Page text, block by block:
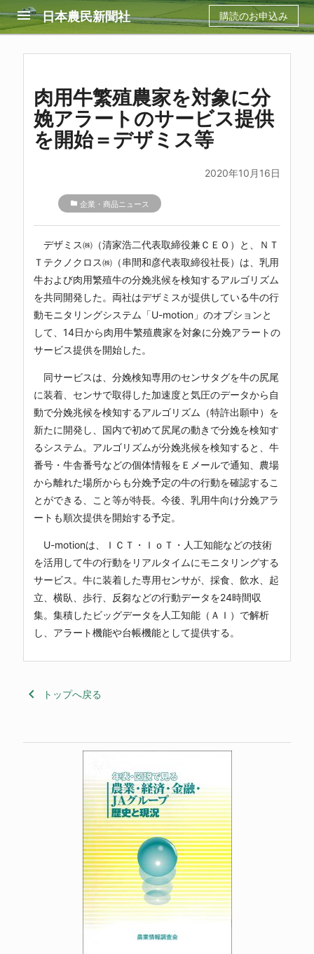
menu 日本農民新聞社 購読のお申込み
肉用牛繁殖農家を対象に分
娩アラートのサービス提供
を開始＝デザミス等
2020年10月16日
folder 企業・商品ニュース
デザミス㈱（清家浩二代表取締役兼ＣＥＯ）と、ＮＴ
Ｔテクノクロス㈱（串間和彦代表取締役社長）は、乳用
牛および肉用繁殖牛の分娩兆候を検知するアルゴリズム
を共同開発した。両社はデザミスが提供している牛の行
動モニタリングシステム「U-motion」のオプションと
して、14日から肉用牛繁殖農家を対象に分娩アラートの
サービス提供を開始した。
同サービスは、分娩検知専用のセンサタグを牛の尻尾
に装着、センサで取得した加速度と気圧のデータから自
動で分娩兆候を検知するアルゴリズム（特許出願中）を
新たに開発し、国内で初めて尻尾の動きで分娩を検知す
るシステム。アルゴリズムが分娩兆候を検知すると、牛
番号・牛舎番号などの個体情報をＥメールで通知、農場
から離れた場所からも分娩予定の牛の行動を確認するこ
とができる、こと等が特長。今後、乳用牛向け分娩アラ
ートも順次提供を開始する予定。
U-motionは、ＩＣＴ・ＩｏＴ・人工知能などの技術
を活用して牛の行動をリアルタイムにモニタリングする
サービス。牛に装着した専用センサが、採食、飲水、起
立、横臥、歩行、反芻などの行動データを24時間収
集。集積したビッグデータを人工知能（ＡＩ）で解析
し、アラート機能や台帳機能として提供する。
keyboard_arrow_left トップへ戻る